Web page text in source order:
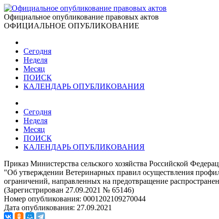
Официальное опубликование правовых актов
ОФИЦИАЛЬНОЕ ОПУБЛИКОВАНИЕ
Сегодня
Неделя
Месяц
ПОИСК
КАЛЕНДАРЬ ОПУБЛИКОВАНИЯ
Сегодня
Неделя
Месяц
ПОИСК
КАЛЕНДАРЬ ОПУБЛИКОВАНИЯ
Приказ Министерства сельского хозяйства Российской
"Об утверждении Ветеринарных правил осуществления
ограничений, направленных на предотвращение
(Зарегистрирован 27.09.2021 № 65146)
Номер опубликования: 0001202109270044
Дата опубликования: 27.09.2021